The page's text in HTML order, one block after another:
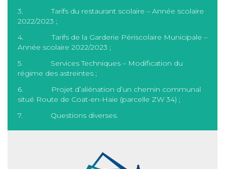
3. Tarifs du restaurant scolaire – Année scolaire
2022/2023 ;
4. Tarifs de la Garderie Périscolaire Municipale –
Année scolaire 2022/2023 ;
5. Services Techniques – Modification du
régime des astreintes ;
6. Projet d’aliénation d’un chemin communal
situé Route de Coat-en-Haie (parcelle ZW 34) ;
7. Questions diverses.